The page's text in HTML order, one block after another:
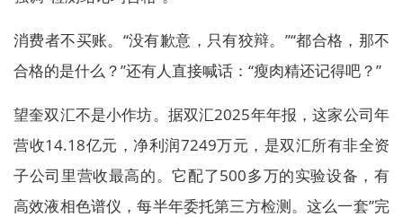
消费者不买账。“没有歉意，只有狡辩。”“都合格，那不
合格的是什么？”还有人直接喊话：“瘦肉精还记得吧？”
望奎双汇不是小作坊。据双汇2025年年报，这家公司年
营收14.18亿元，净利润7249万元，是双汇所有非全资
子公司里营收最高的。它配了500多万的实验设备，有
高效液相色谱仪，每半年委托第三方检测。这么一套”完